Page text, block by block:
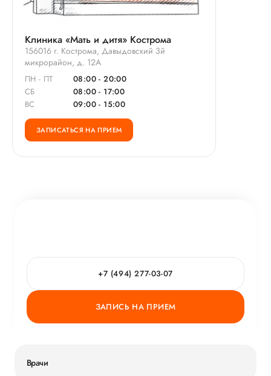
Клиника «Мать и дитя» Кострома
156016 г. Кострома, Давыдовский 3й
микрорайон, д. 12А
ПН - ПТ
08:00 - 20:00
СБ
08:00 - 17:00
ВС
09:00 - 15:00
ЗАПИСАТЬСЯ НА ПРИЕМ
+7 (494) 277-03-07
ЗАПИСЬ НА ПРИЕМ
Врачи